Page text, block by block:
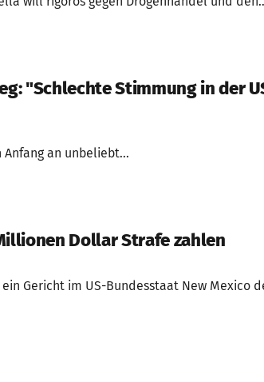
"Schlechte Stimmung in der
Anfang an unbeliebt...
Dollar Strafe zahlen
Gericht im US-Bundesstaat New Mexico